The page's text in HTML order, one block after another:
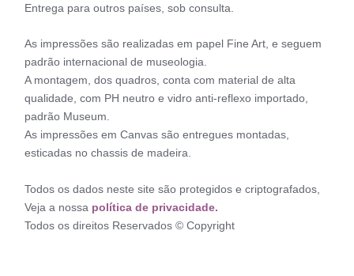
Entrega para outros países, sob consulta.
As impressões são realizadas em papel Fine Art, e seguem
padrão internacional de museologia.
A montagem, dos quadros, conta com material de alta
qualidade, com PH neutro e vidro anti-reflexo importado,
padrão Museum.
As impressões em Canvas são entregues montadas,
esticadas no chassis de madeira.
Todos os dados neste site são protegidos e criptografados,
Veja a nossa política de privacidade.
Todos os direitos Reservados © Copyright